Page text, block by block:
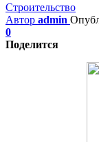
Строительство
Автор admin
0
Поделится